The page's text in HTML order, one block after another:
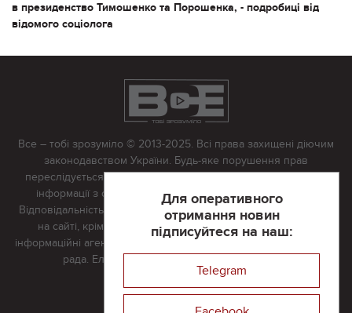
в президенство Тимошенко та Порошенка, - подробиці від
відомого соціолога
Для оперативного
отримання новин
підписуйтеся на наш:
Telegram
Все – тобі зрозуміло © 2013-2025. Всі права захищені діючим
законодавством України. Будь-яке порушення прав
переслідується в судовому порядку. Будь-яке відтворення
інформації з сайту тільки з письмово дозволу редакції.
Відповідальність за достовірність усіх матеріалів, розміщених
на сайті, крім матеріалів, які містять посилання на інші
інформаційні агентства або інтернет-видання, несе редакційна
рада. Електронна пошта:
Реклама на сайті